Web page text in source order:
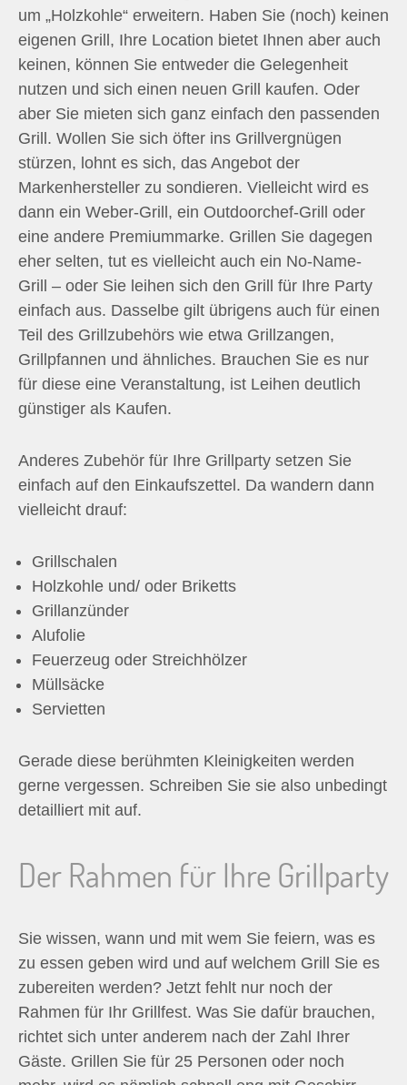
um „Holzkohle“ erweitern. Haben Sie (noch) keinen
eigenen Grill, Ihre Location bietet Ihnen aber auch
keinen, können Sie entweder die Gelegenheit
nutzen und sich einen neuen Grill kaufen. Oder
aber Sie mieten sich ganz einfach den passenden
Grill. Wollen Sie sich öfter ins Grillvergnügen
stürzen, lohnt es sich, das Angebot der
Markenhersteller zu sondieren. Vielleicht wird es
dann ein Weber-Grill, ein Outdoorchef-Grill oder
eine andere Premiummarke. Grillen Sie dagegen
eher selten, tut es vielleicht auch ein No-Name-
Grill – oder Sie leihen sich den Grill für Ihre Party
einfach aus. Dasselbe gilt übrigens auch für einen
Teil des Grillzubehörs wie etwa Grillzangen,
Grillpfannen und ähnliches. Brauchen Sie es nur
für diese eine Veranstaltung, ist Leihen deutlich
günstiger als Kaufen.
Anderes Zubehör für Ihre Grillparty setzen Sie
einfach auf den Einkaufszettel. Da wandern dann
vielleicht drauf:
Grillschalen
Holzkohle und/ oder Briketts
Grillanzünder
Alufolie
Feuerzeug oder Streichhölzer
Müllsäcke
Servietten
Gerade diese berühmten Kleinigkeiten werden
gerne vergessen. Schreiben Sie sie also unbedingt
detailliert mit auf.
Der Rahmen für Ihre Grillparty
Sie wissen, wann und mit wem Sie feiern, was es
zu essen geben wird und auf welchem Grill Sie es
zubereiten werden? Jetzt fehlt nur noch der
Rahmen für Ihr Grillfest. Was Sie dafür brauchen,
richtet sich unter anderem nach der Zahl Ihrer
Gäste. Grillen Sie für 25 Personen oder noch